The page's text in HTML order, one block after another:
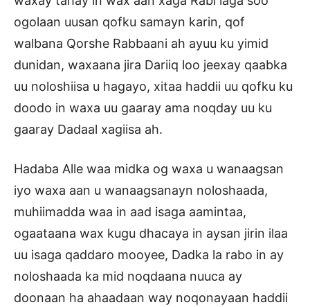
ogolaan uusan qofku samayn karin, qof
walbana Qorshe Rabbaani ah ayuu ku yimid
dunidan, waxaana jira Dariiq loo jeexay qaabka
uu noloshiisa u hagayo, xitaa haddii uu qofku ku
doodo in waxa uu gaaray ama noqday uu ku
gaaray Dadaal xagiisa ah.
Hadaba Alle waa midka og waxa u wanaagsan
iyo waxa aan u wanaagsanayn noloshaada,
muhiimadda waa in aad isaga aamintaa,
ogaataana wax kugu dhacaya in aysan jirin ilaa
uu isaga qaddaro mooyee, Dadka la rabo in ay
noloshaada ka mid noqdaana nuuca ay
doonaan ha ahaadaan way noqonayaan haddii